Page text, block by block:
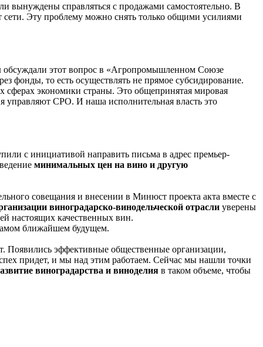
вынуждены справляться с продажами самостоятельно. В
сети. Эту проблему можно снять только общими усилиями
этот вопрос в «Агропромышленном Союзе
фонды, то есть осуществлять не прямое субсидирование.
сферах экономики страны. Это общепринятая мировая
управляют СРО. И наша исполнительная власть это
с инициативой направить письма в адрес премьер-
минимальных цен на вино и другую
совещания и внесении в Минюст проекта акта вместе с
виноградарско-винодельческой отрасли уверены
настоящих качественных вин.
ближайшем будущем.
Появились эффективные общественные организации,
придет, и мы над этим работаем. Сейчас мы нашли точки
виноградарства и виноделия в таком объеме, чтобы